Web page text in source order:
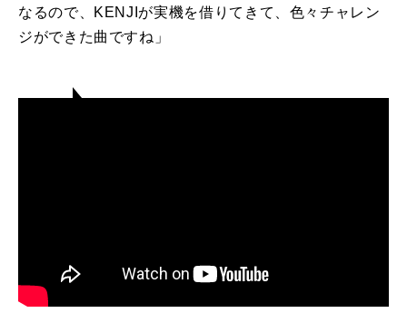
なるので、KENJIが実機を借りてきて、色々チャレン
ジができた曲ですね」